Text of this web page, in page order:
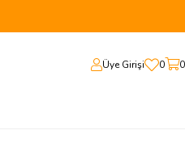
Üye Girişi 0 0